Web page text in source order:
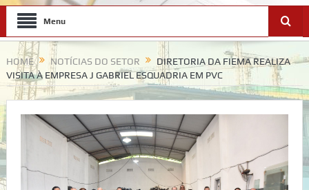
Menu
HOME NOTÍCIAS DO SETOR
DIRETORIA DA FIEMA REALIZA
VISITA À EMPRESA J GABRIEL ESQUADRIA EM PVC